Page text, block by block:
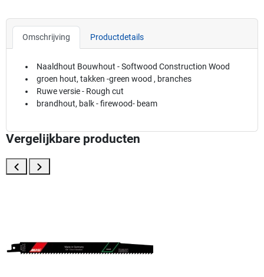
Omschrijving Productdetails
Naaldhout Bouwhout - Softwood Construction Wood
groen hout, takken -green wood , branches
Ruwe versie - Rough cut
brandhout, balk - firewood- beam
Vergelijkbare producten